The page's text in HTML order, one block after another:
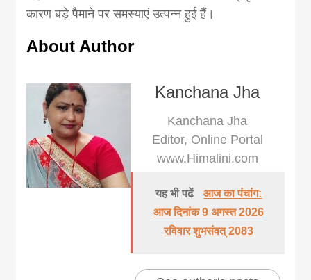
कारण बड़े पैमाने पर समस्याएं उत्पन्न हुई हैं।
About Author
Kanchana Jha
Kanchana Jha
Editor, Online Portal
www.Himalini.com
यह भी पढें
आज का पंचांग:
आज दिनांक 9 अगस्त 2026
रविवार शुभसंवत् 2083